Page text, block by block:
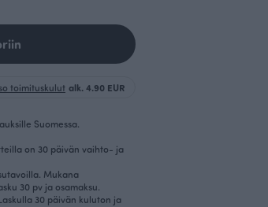
toimituskulut alk. 4.90 EUR
Suomessa.
on 30 päivän vaihto- ja
Mukana
30 pv ja osamaksu.
30 päivän kuluton ja